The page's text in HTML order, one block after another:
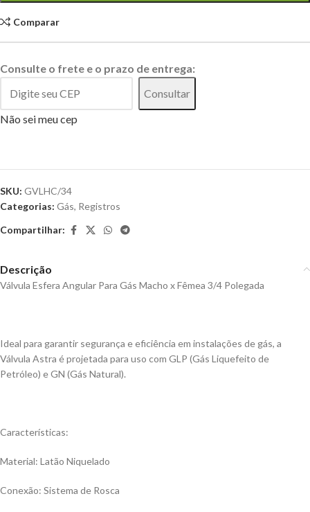
Comparar
Consulte o frete e o prazo de entrega:
Consultar
Não sei meu cep
SKU: GVLHC/34
Categorias: Gás, Registros
Compartilhar:
Descrição
Válvula Esfera Angular Para Gás Macho x Fêmea 3/4 Polegada
Ideal para garantir segurança e eficiência em instalações de gás, a
Válvula Astra é projetada para uso com GLP (Gás Liquefeito de
Petróleo) e GN (Gás Natural).
Características:
Material: Latão Niquelado
Conexão: Sistema de Rosca